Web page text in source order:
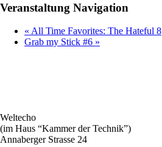
Veranstaltung Navigation
« All Time Favorites: The Hateful 8
Grab my Stick #6 »
Weltecho
(im Haus “Kammer der Technik”)
Annaberger Strasse 24